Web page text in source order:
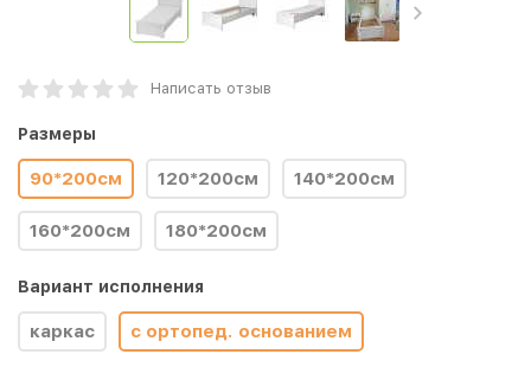
Написать отзыв
Размеры
90*200см 120*200см 140*200см
160*200см 180*200см
Вариант исполнения
каркас с ортопед. основанием